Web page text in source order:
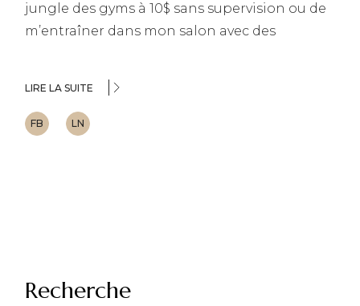
jungle des gyms à 10$ sans supervision ou de
m’entraîner dans mon salon avec des
LIRE LA SUITE
FB LN
Recherche